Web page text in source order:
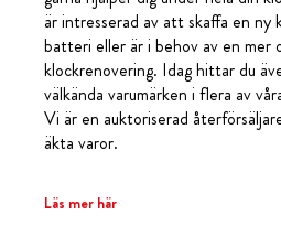
är intresserad av att skaffa en
batteri eller är i behov av en mer
klockrenovering. Idag hittar du
välkända varumärken i flera av
Vi är en auktoriserad
äkta varor.
Läs mer här